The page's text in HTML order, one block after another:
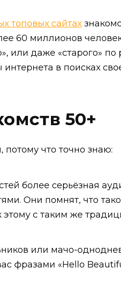
топовых сайтах
60 миллионов
или даже «старого» по
в поисках
50+
что точно знаю:
более серьёзная
Они помнят, что
этому с таким же
или мачо-
фразами «Hello
знакомствам с
УСПЕШНЫХ
Где знакомиться, если вам
Забрать